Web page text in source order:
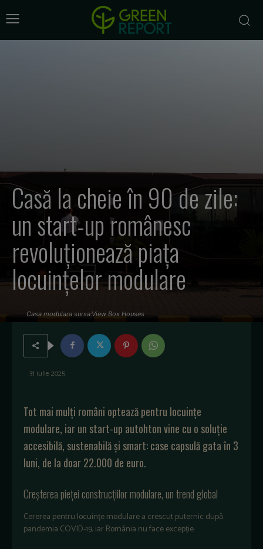
Casă la cheie în 90 de zile:
un start-up românesc
revoluționează piața
locuințelor modulare
Casa modulara sursa:View Box Houses
31 iulie 2025
Tot mai mulți români optează pentru locuințe
modulare, iar un start-up autohton vine cu o soluție
accesibilă, sustenabilă și smart: case capsulă gata în 3
luni, de la doar 22.000 de euro.
Creșterea pieței construcțiilor modulare, un trend global
Cererea pentru locuințe modulare a crescut puternic după
pandemia COVID-19, iar România nu face excepție.